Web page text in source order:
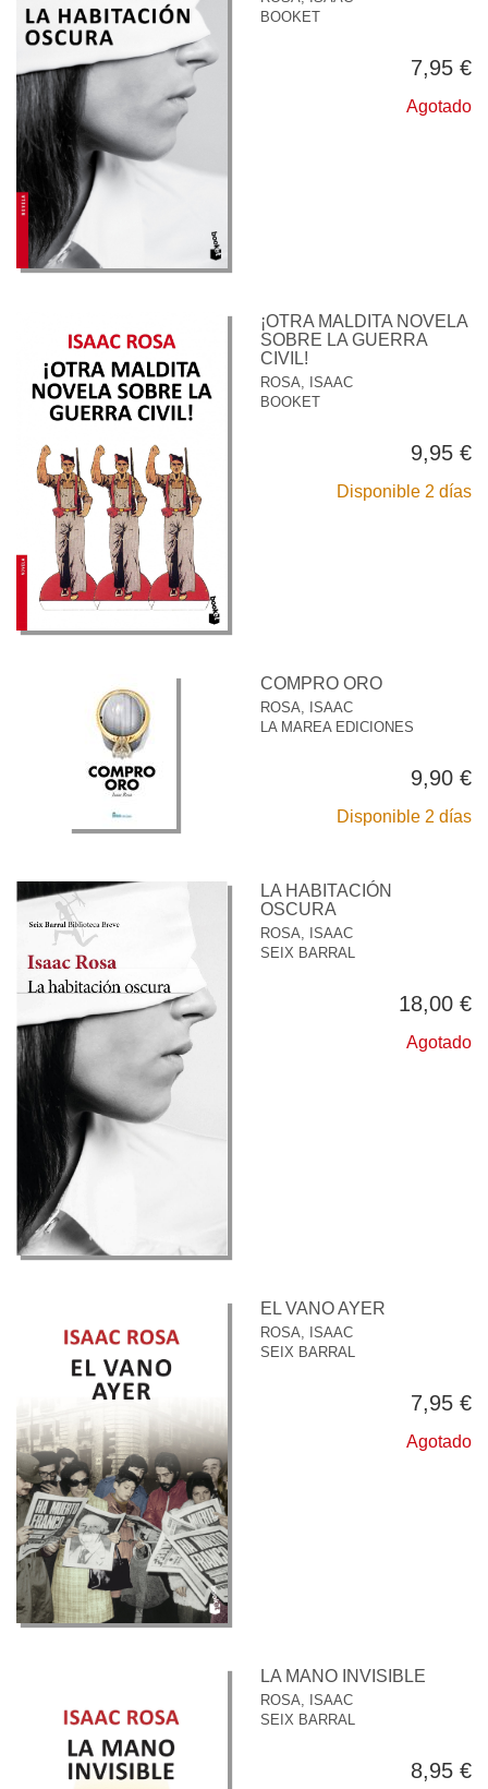
BOOKET
7,95 €
Agotado
¡OTRA MALDITA NOVELA
SOBRE LA GUERRA
CIVIL!
ROSA, ISAAC
BOOKET
9,95 €
Disponible 2 días
COMPRO ORO
ROSA, ISAAC
LA MAREA EDICIONES
9,90 €
Disponible 2 días
LA HABITACIÓN
OSCURA
ROSA, ISAAC
SEIX BARRAL
18,00 €
Agotado
EL VANO AYER
ROSA, ISAAC
SEIX BARRAL
7,95 €
Agotado
LA MANO INVISIBLE
ROSA, ISAAC
SEIX BARRAL
8,95 €